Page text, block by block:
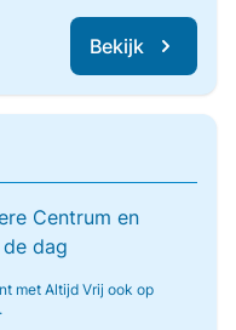
Bekijk
Centrum en
dag
met Altijd Vrij ook op